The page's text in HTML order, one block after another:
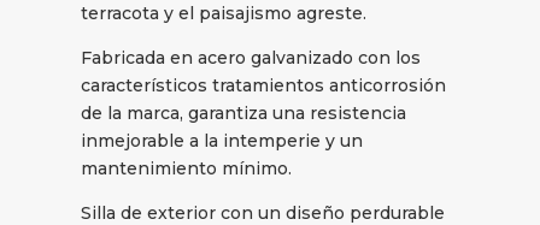
terracota y el paisajismo agreste.
Fabricada en acero galvanizado con los
característicos tratamientos anticorrosión
de la marca, garantiza una resistencia
inmejorable a la intemperie y un
mantenimiento mínimo.
Silla de exterior con un diseño perdurable